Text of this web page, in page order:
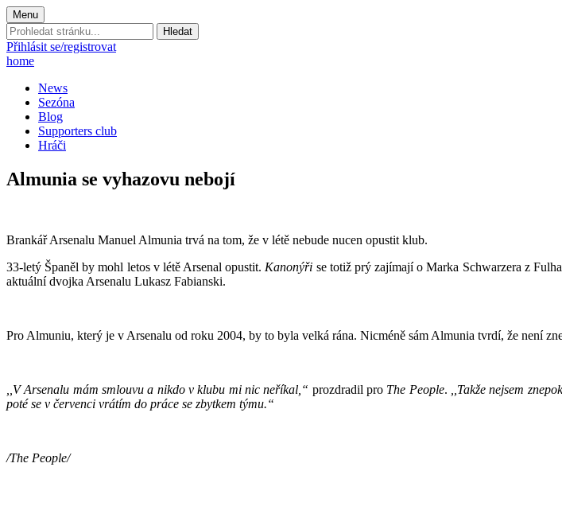
Menu
Prohledat
stránku:
Přihlásit se/registrovat
home
News
Sezóna
Blog
Supporters club
Hráči
Almunia se vyhazovu nebojí
Brankář Arsenalu Manuel Almunia trvá na tom, že v létě nebude nucen opustit klub.
33-letý Španěl by mohl letos v létě Arsenal opustit. Kanonýři se totiž prý zajímají o Marka Schwarzera z
aktuální dvojka Arsenalu Lukasz Fabianski.
Pro Almuniu, který je v Arsenalu od roku 2004, by to byla velká rána. Nicméně sám Almunia tvrdí, že není
,,V Arsenalu mám smlouvu a nikdo v klubu mi nic neříkal,“ prozdradil pro The People.
,,Takže nejsem
poté se v červenci vrátím do práce se zbytkem týmu.“
/The People/